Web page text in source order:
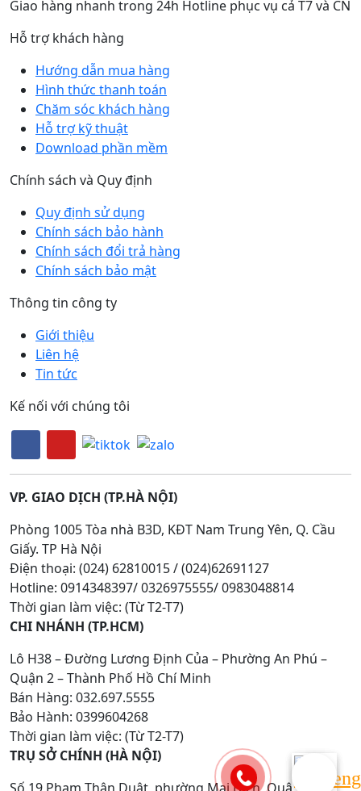
Giao hàng nhanh trong 24h Hotline phục vụ cả T7 và CN
Hỗ trợ khách hàng
Hướng dẫn mua hàng
Hình thức thanh toán
Chăm sóc khách hàng
Hỗ trợ kỹ thuật
Download phần mềm
Chính sách và Quy định
Quy định sử dụng
Chính sách bảo hành
Chính sách đổi trả hàng
Chính sách bảo mật
Thông tin công ty
Giới thiệu
Liên hệ
Tin tức
Kế nối với chúng tôi
VP. GIAO DỊCH (TP.HÀ NỘI)
Phòng 1005 Tòa nhà B3D, KĐT Nam Trung Yên, Q. Cầu
Giấy. TP Hà Nội
Điện thoại: (024) 62810015 / (024)62691127
Hotline: 0914348397/ 0326975555/ 0983048814
Thời gian làm việc: (Từ T2-T7)
CHI NHÁNH (TP.HCM)
Lô H38 – Đường Lương Định Của – Phường An Phú –
Quận 2 – Thành Phố Hồ Chí Minh
Bán Hàng: 032.697.5555
Bảo Hành: 0399604268
Thời gian làm việc: (Từ T2-T7)
TRỤ SỞ CHÍNH (HÀ NỘI)